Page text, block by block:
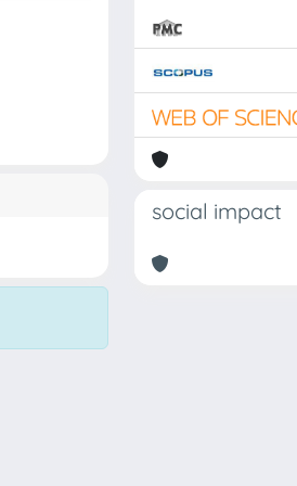
social impact